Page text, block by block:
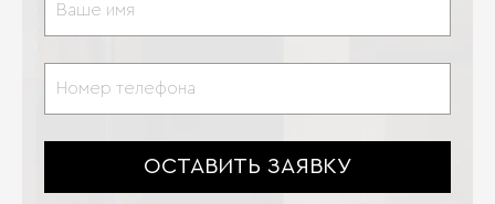
ОСТАВИТЬ ЗАЯВКУ